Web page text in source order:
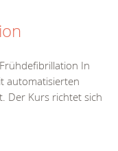
In
automatisierten
Der Kurs richtet sich